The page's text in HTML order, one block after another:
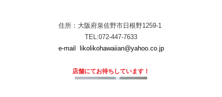
住所：大阪府泉佐野市日根野1259-1
TEL:072-447-7633
e-mail
likolikohawaiian@yahoo.co.jp
店舗にてお待ちしています！